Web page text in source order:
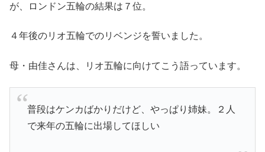
が、ロンドン五輪の結果は７位。
４年後のリオ五輪でのリベンジを誓いました。
母・由佳さんは、リオ五輪に向けてこう語っています。
普段はケンカばかりだけど、やっぱり姉妹。２人
で来年の五輪に出場してほしい